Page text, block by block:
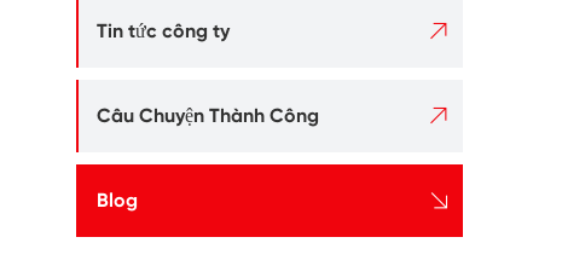
Tin tức công ty 
Câu Chuyện Thành Công 
Blog 